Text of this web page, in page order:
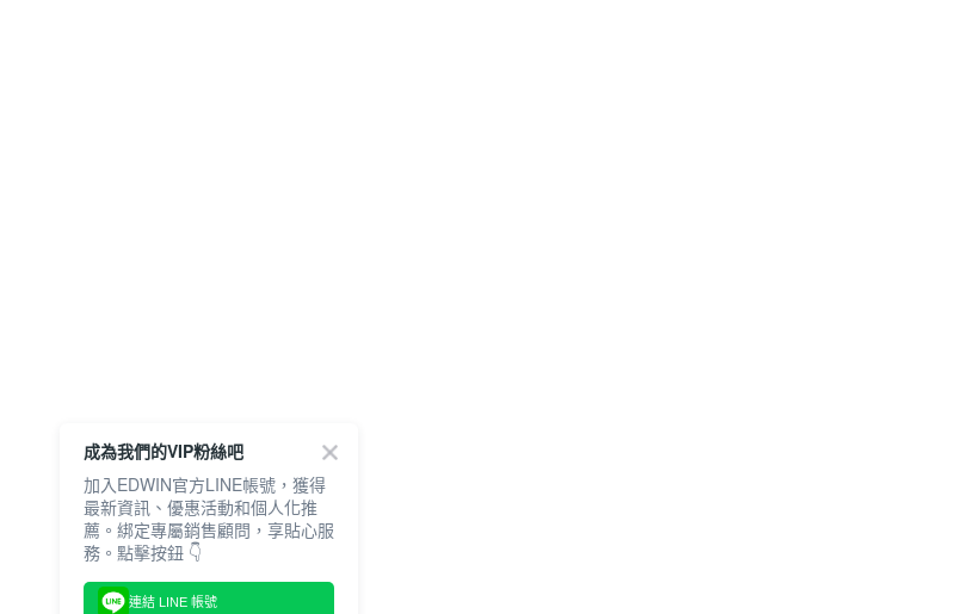
成為我們的VIP粉絲吧
加入EDWIN官方LINE帳號，獲得
最新資訊、優惠活動和個人化推
薦。綁定專屬銷售顧問，享貼心服
務。點擊按鈕 👇
連結 LINE 帳號